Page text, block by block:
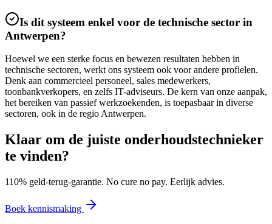
Is dit systeem enkel voor de technische sector in
Antwerpen?
Hoewel we een sterke focus en bewezen resultaten hebben in
technische sectoren, werkt ons systeem ook voor andere profielen.
Denk aan commercieel personeel, sales medewerkers,
toonbankverkopers, en zelfs IT-adviseurs. De kern van onze aanpak,
het bereiken van passief werkzoekenden, is toepasbaar in diverse
sectoren, ook in de regio Antwerpen.
Klaar om de juiste onderhoudstechnieker
te vinden?
110% geld-terug-garantie. No cure no pay. Eerlijk advies.
Boek kennismaking